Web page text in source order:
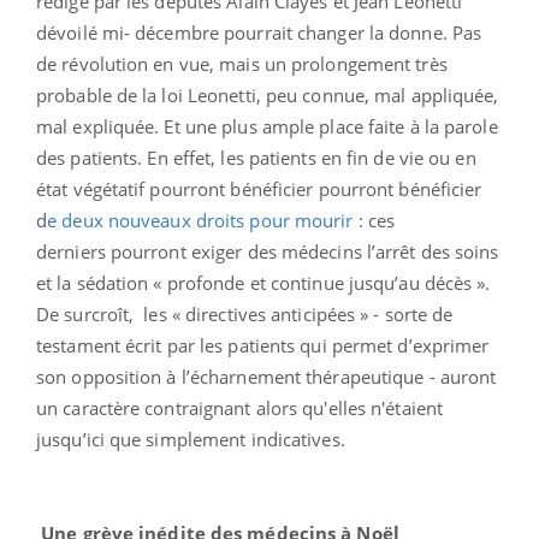
dévoilé mi- décembre pourrait changer la donne. Pas
de révolution en vue, mais un prolongement très
probable de la loi Leonetti, peu connue, mal appliquée,
mal expliquée. Et une plus ample place faite à la parole
des patients. En effet, les patients en fin de vie ou en
état végétatif pourront bénéficier pourront bénéficier
de deux nouveaux droits pour mourir : ces
derniers pourront exiger des médecins l’arrêt des soins
et la sédation « profonde et continue jusqu’au décès ».
De surcroît, les « directives anticipées » - sorte de
testament écrit par les patients qui permet d’exprimer
son opposition à l’écharnement thérapeutique - auront
un caractère contraignant alors qu'elles n'étaient
jusqu’ici que simplement indicatives.
Une grève inédite des médecins à Noël